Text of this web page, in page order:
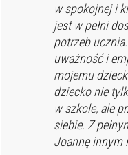
w spokojnej i
jest w pełni
potrzeb
uważność i
mojemu
dziecko nie
w szkole, ale
siebie. Z
Joannę innym